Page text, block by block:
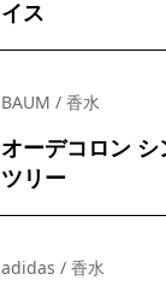
イス
BAUM / 香水
オーデコロン
ツリー
adidas / 香水